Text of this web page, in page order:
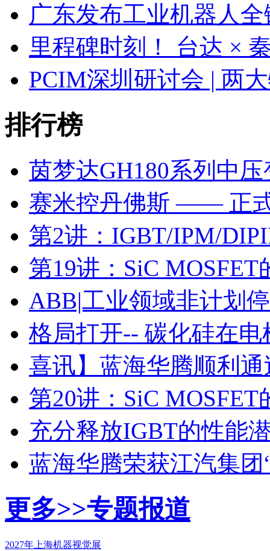
广东发布工业机器人
里程碑时刻！ 台达 ×
PCIM深圳研讨会 | 两
排行榜
茵梦达GH180系列中
赛米控丹佛斯 —— 正
第2讲：IGBT/IPM/
第19讲：SiC
ABB|工业领域非计划
格局打开-- 碳化硅在
喜讯】蓝海华腾顺利通
第20讲：SiC
充分释放IGBT的性能
蓝海华腾荣获江汽集
更多>>专题报道
2027年上海机器视觉展